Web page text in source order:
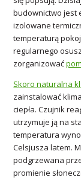
budownictwo jest
izolowane
temperaturą
regularnego
zorganizować
Skoro naturalna
zainstalować
ciepła. Czujnik
utrzymuje ją na
temperatura
Celsjusza latem.
podgrzewana
promienie